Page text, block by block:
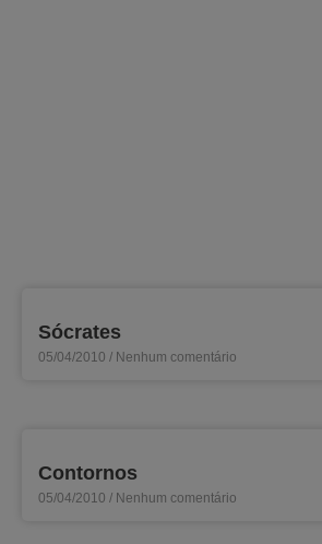
Sócrates
05/04/2010 Nenhum comentário
Contornos
05/04/2010 Nenhum comentário